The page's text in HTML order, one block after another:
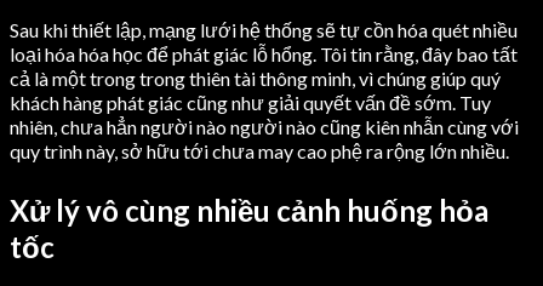
Sau khi thiết lập, mạng lưới hệ thống sẽ tự cồn hóa quét nhiều
loại hóa hóa học để phát giác lỗ hổng. Tôi tin rằng, đây bao tất
cả là một trong trong thiên tài thông minh, vì chúng giúp quý
khách hàng phát giác cũng như giải quyết vấn đề sớm. Tuy
nhiên, chưa hẳn người nào người nào cũng kiên nhẫn cùng với
quy trình này, sở hữu tới chưa may cao phệ ra rộng lớn nhiều.
Xử lý vô cùng nhiều cảnh huống hỏa
tốc